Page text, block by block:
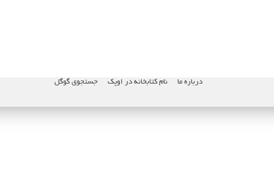
درباره ما نام کتابخانه در اوپک جستجوی گوگل